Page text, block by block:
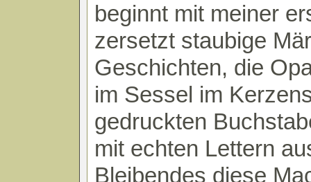
beginnt mit meiner
zersetzt staubige
Geschichten, die
im Sessel im
gedruckten
mit echten Lettern
Bleibendes diese